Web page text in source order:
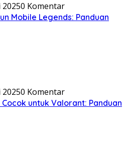
20250 Komentar
Mobile Legends: Panduan
20250 Komentar
untuk Valorant: Panduan